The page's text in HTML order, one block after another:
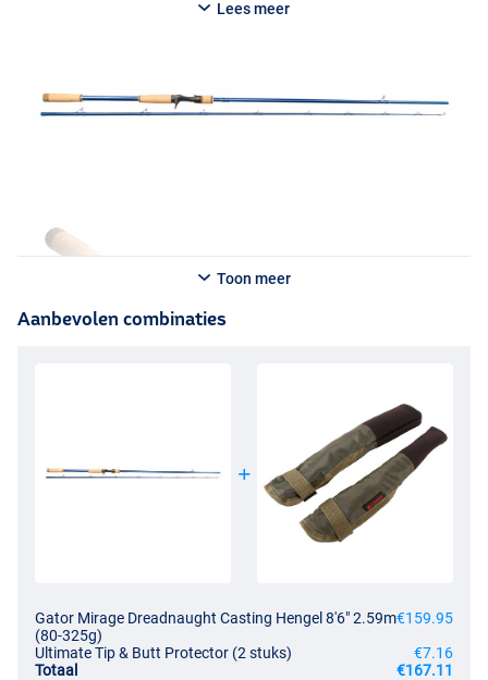
Lees meer
Toon meer
Aanbevolen combinaties
Gator Mirage Dreadnaught Casting Hengel 8'6" 2.59m
(80-325g)
€159.95
Ultimate Tip & Butt Protector (2 stuks)
€7.16
Totaal
€167.11